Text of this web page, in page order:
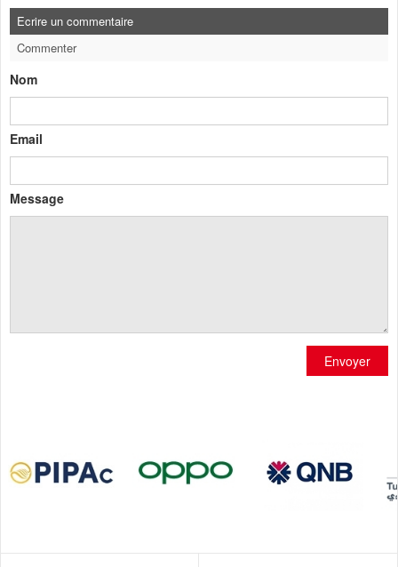
Ecrire un commentaire
Commenter
Nom
Email
Message
Envoyer